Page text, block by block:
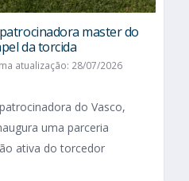
master do
da torcida
atualização: 28/07/2026
do Vasco,
uma parceria
ativa do torcedor